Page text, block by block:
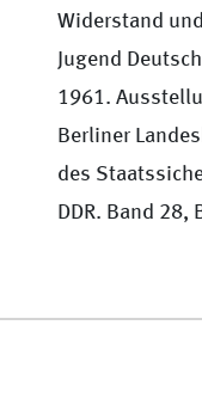
Widerstand
Jugend
1961.
Berliner
des
DDR. Band 28,